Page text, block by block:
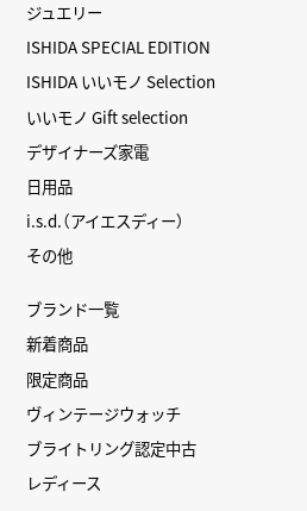
ジュエリー
ISHIDA SPECIAL EDITION
ISHIDA いいモノ Selection
いいモノ Gift selection
デザイナーズ家電
日用品
i.s.d.（アイエスディー）
その他
ブランド一覧
新着商品
限定商品
ヴィンテージウォッチ
ブライトリング認定中古
レディース